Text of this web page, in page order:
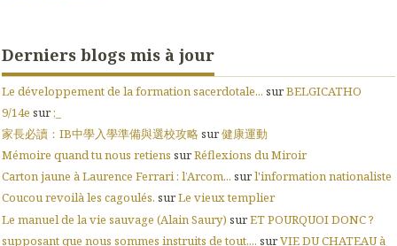
Derniers blogs mis à jour
Le développement de la formation sacerdotale... surBELGICATHO
9/14e sur;_
家長必讀：IB中學入學準備與選校攻略 sur健康運動
Mémoire quand tu nous retiens surRéflexions du Miroir
Carton jaune à Laurence Ferrari : l’Arcom... surl'information nationaliste
Coucou revoilà les cagoulés. surLe vieux templier
Le manuel de la vie sauvage (Alain Saury) surET POURQUOI DONC ?
supposant que nous sommes instruits de tout,... surVIE DU CHATEAU à